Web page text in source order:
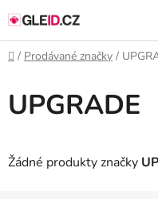
na
obsah
Domů
/ Prodávané značky /
UPGRADE
Žádné produkty značky